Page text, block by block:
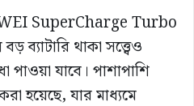
SuperCharge Turbo
ব্যাটারি থাকা সত্ত্বেও
পাওয়া যাবে। পাশাপাশি
হয়েছে, যার মাধ্যমে